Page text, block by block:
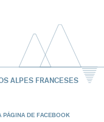
ALPES FRANCESES
PÁGINA DE FACEBOOK